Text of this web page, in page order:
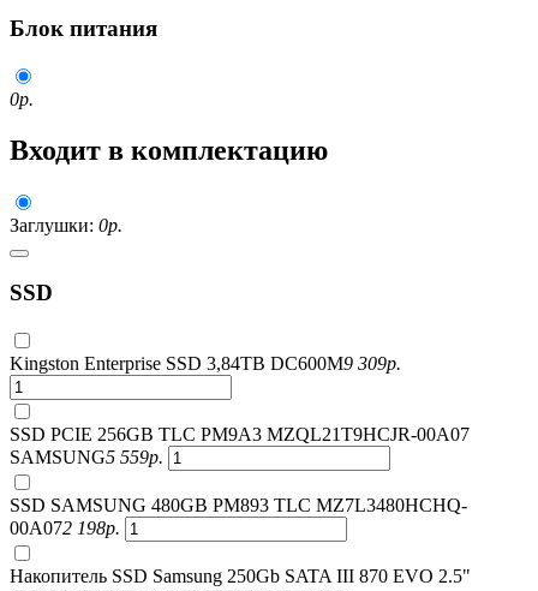
Блок питания
0р.
Входит в комплектацию
Заглушки: 0р.
SSD
Kingston Enterprise SSD 3,84TB DC600M9 309р.
SSD PCIE 256GB TLC PM9A3 MZQL21T9HCJR-00A07
SAMSUNG5 559р.
SSD SAMSUNG 480GB PM893 TLC MZ7L3480HCHQ-
00A072 198р.
Накопитель SSD Samsung 250Gb SATA III 870 EVO 2.5"